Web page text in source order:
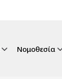
Νομοθεσία